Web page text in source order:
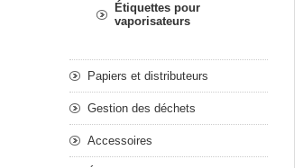
Étiquettes pour
vaporisateurs
Papiers et distributeurs
Gestion des déchets
Accessoires